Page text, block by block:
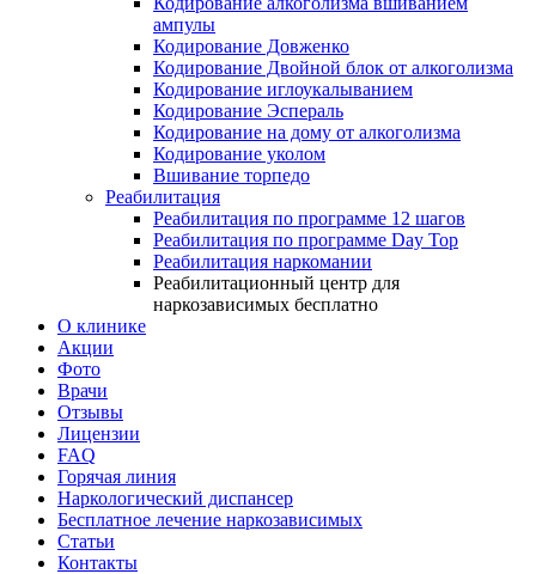
ампулы
Кодирование Довженко
Кодирование Двойной блок от алкоголизма
Кодирование иглоукалыванием
Кодирование Эспераль
Кодирование на дому от алкоголизма
Кодирование уколом
Вшивание торпедо
Реабилитация
Реабилитация по программе 12 шагов
Реабилитация по программе Day Top
Реабилитация наркомании
Реабилитационный центр для
наркозависимых бесплатно
О клинике
Акции
Фото
Врачи
Отзывы
Лицензии
FAQ
Горячая линия
Наркологический диспансер
Бесплатное лечение наркозависимых
Статьи
Контакты